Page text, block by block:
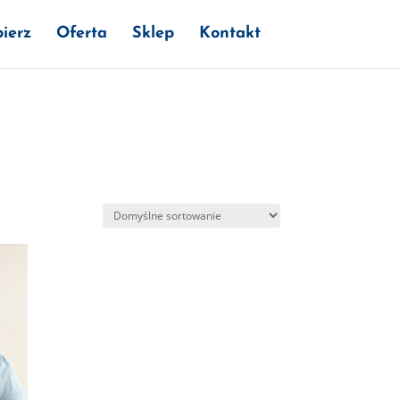
Oferta Sklep Kontakt